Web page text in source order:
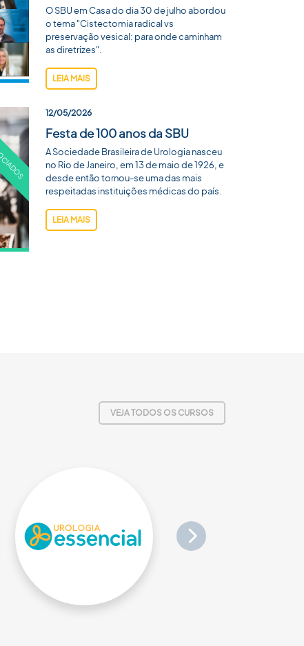
O SBU em Casa do dia 30 de julho abordou
o tema "Cistectomia radical vs
preservação vesical: para onde caminham
as diretrizes".
LEIA MAIS
12/05/2026
Festa de 100 anos da SBU
A Sociedade Brasileira de Urologia nasceu
no Rio de Janeiro, em 13 de maio de 1926, e
desde então tornou-se uma das mais
respeitadas instituições médicas do país.
LEIA MAIS
VEJA TODOS OS CURSOS